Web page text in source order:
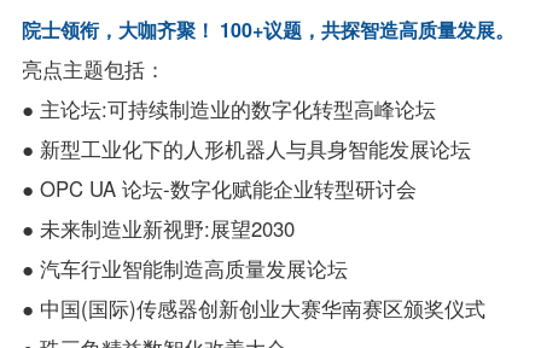
院士领衔，大咖齐聚！ 100+议题，共探智造高质量发展。
亮点主题包括：
● 主论坛:可持续制造业的数字化转型高峰论坛
● 新型工业化下的人形机器人与具身智能发展论坛
● OPC UA 论坛-数字化赋能企业转型研讨会
● 未来制造业新视野:展望2030
● 汽车行业智能制造高质量发展论坛
● 中国(国际)传感器创新创业大赛华南赛区颁奖仪式